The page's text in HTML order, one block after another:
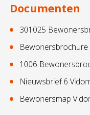
Documenten
301025
Bewonersbrochure
1006
Nieuwsbrief 6
Bewonersmap